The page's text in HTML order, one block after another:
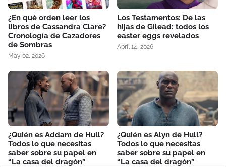
¿En qué orden leer los
libros de Cassandra Clare?
Cronología de Cazadores
de Sombras
May 02, 2026
Los Testamentos: De las
hijas de Gilead: todos los
easter eggs revelados
April 14, 2026
¿Quién es Addam de Hull?
Todos lo que necesitas
saber sobre su papel en
“La casa del dragón”
¿Quién es Alyn de Hull?
Todos lo que necesitas
saber sobre su papel en
“La casa del dragón”